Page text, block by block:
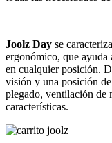
Joolz Day se
ergonómico, que ayuda
en cualquier posición.
visión y una posición
plegado, ventilación de
características.